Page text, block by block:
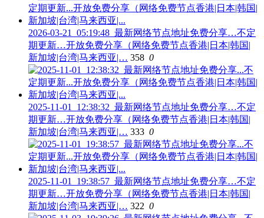
2026-03-21_05:19:48_最新网络节点地址免费分享…不定
期更新…开放免费分享（网络免费节点香港|日本|韩国|
新加坡|台湾|马来西亚|… 358 0
2025-11-01_12:38:32_最新网络节点地址免费分享…不定
期更新…开放免费分享（网络免费节点香港|日本|韩国|
新加坡|台湾|马来西亚|… 333 0
2025-11-01_19:38:57_最新网络节点地址免费分享…不定
期更新…开放免费分享（网络免费节点香港|日本|韩国|
新加坡|台湾|马来西亚|… 322 0